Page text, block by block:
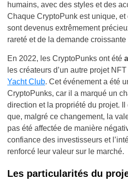
humains, avec des styles et des
Chaque CryptoPunk est unique, et
sont devenus extrêmement
rareté et de la demande croissante
En 2022, les CryptoPunks ont été
les créateurs d’un autre projet
Yacht Club. Cet événement a été
CryptoPunks, car il a marqué un
direction et la propriété du projet.
que, malgré ce changement, la
pas été affectée de manière
confiance des investisseurs et
renforcé leur valeur sur le marché.
Les particularités du